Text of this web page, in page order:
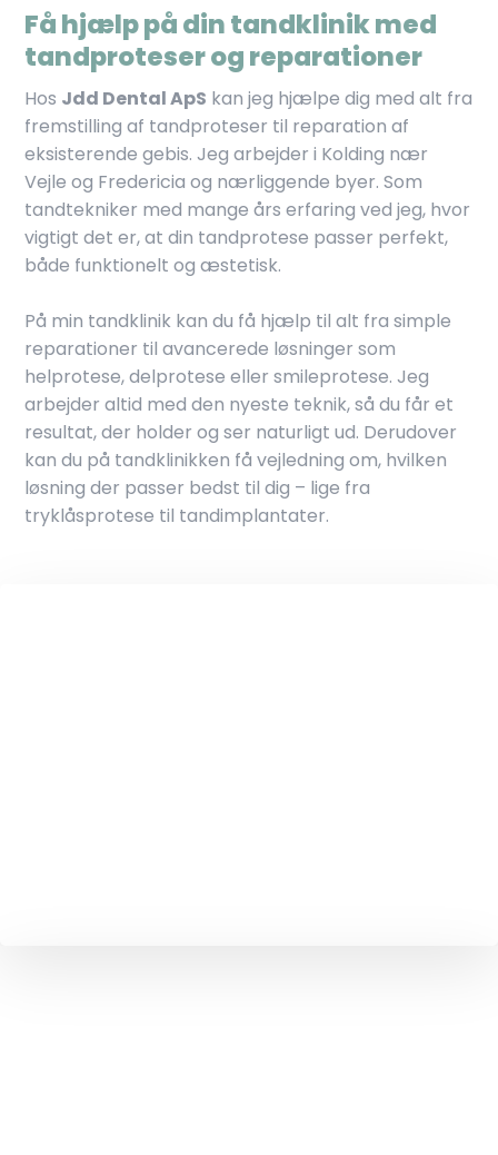
Få hjælp på din tandklinik med
tandproteser og reparationer
Hos Jdd Dental ApS kan jeg hjælpe dig med alt fra
fremstilling af tandproteser til reparation af
eksisterende gebis. Jeg arbejder i Kolding nær
Vejle og Fredericia og nærliggende byer. Som
tandtekniker med mange års erfaring ved jeg, hvor
vigtigt det er, at din tandprotese passer perfekt,
både funktionelt og æstetisk.
På min tandklinik kan du få hjælp til alt fra simple
reparationer til avancerede løsninger som
helprotese, delprotese eller smileprotese. Jeg
arbejder altid med den nyeste teknik, så du får et
resultat, der holder og ser naturligt ud. Derudover
kan du på tandklinikken få vejledning om, hvilken
løsning der passer bedst til dig – lige fra
tryklåsprotese til tandimplantater.